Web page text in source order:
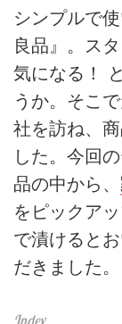
シンプルで
良品』。ス
気になる！
うか。そこ
社を訪ね、
した。今回
品の中から、
をピックア
で漬けると
だきました。